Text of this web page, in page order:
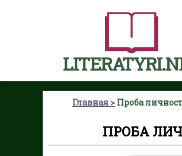
Главная Проба
ПРОБА